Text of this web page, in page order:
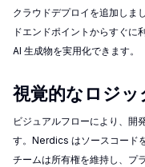
クラウドデプロイを追加しま
ドエンドポイントからすぐに
AI 生成物を実用化できます。
視覚的なロジ
ビジュアルフローにより、開
す。Nerdics はソースコード
チームは所有権を維持し、プ